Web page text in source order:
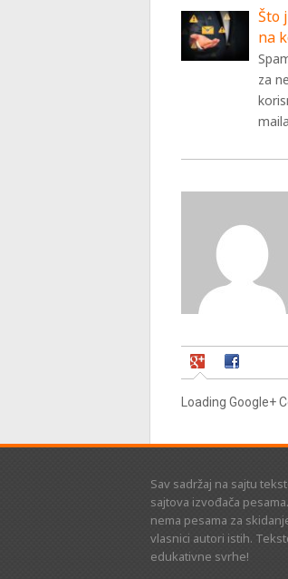
Što
na
za
Loading Google+
Sav sadržaj na sajtu
sajtova izvođača
nema pesama za
vlasnici autori istih.
edukativne svrhe!